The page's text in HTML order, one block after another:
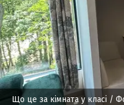
Що це за кімната у класі /